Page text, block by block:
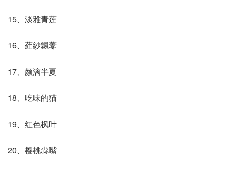
15、淡雅青莲
16、葒紗飄蕶
17、颜漓半夏
18、吃味的猫
19、红色枫叶
20、樱桃尛嘴